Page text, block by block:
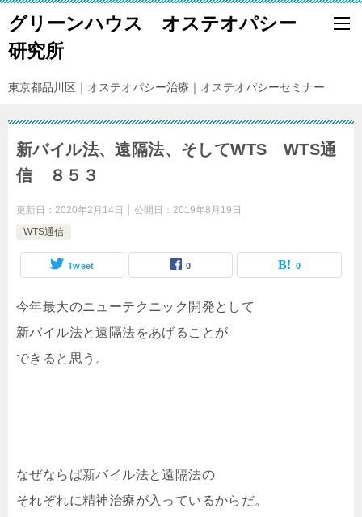
グリーンハウス オステオパシー
研究所
東京都品川区｜オステオパシー治療｜オステオパシーセミナー
新バイル法、遠隔法、そしてWTS WTS通
信 ８５３
更新日： 2020年2月14日 公開日： 2019年8月19日
WTS通信
Tweet 0 0
今年最大のニューテクニック開発として
新バイル法と遠隔法をあげることが
できると思う。
なぜならば新バイル法と遠隔法の
それぞれに精神治療が入っているからだ。